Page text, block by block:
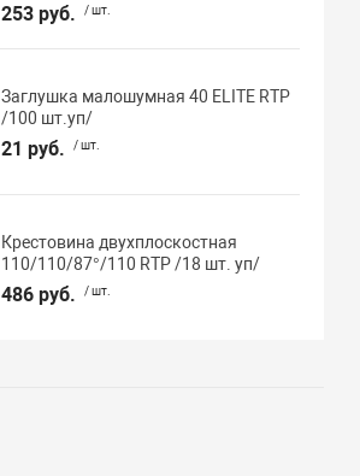
253 руб. / шт.
Заглушка малошумная 40 ELITE RTP
/100 шт.уп/
21 руб. / шт.
Крестовина двухплоскостная
110/110/87°/110 RTP /18 шт. уп/
486 руб. / шт.